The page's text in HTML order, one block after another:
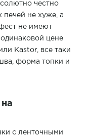
честно
печей не хуже, а
не имеют
цене
Kastor, все таки
форма топки и
с ленточными